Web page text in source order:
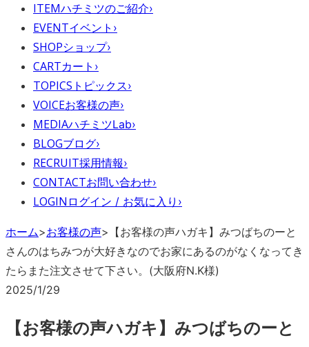
ITEMハチミツのご紹介›
EVENTイベント ›
SHOPショップ›
CARTカート ›
TOPICS トピックス›
VOICEお客様の声›
MEDIAハチミツLab›
BLOGブログ›
RECRUIT採用情報›
CONTACTお問い合わせ›
LOGIN ログイン / お気に入り ›
ホーム>お客様の声> 【お客様の声ハガキ】みつばちのーと
さんのはちみつが大好きなのでお家にあるのがなくなってき
たらまた注文させて下さい。(大阪府N.K様)
2025/1/29
【お客様の声ハガキ】みつばちのーと